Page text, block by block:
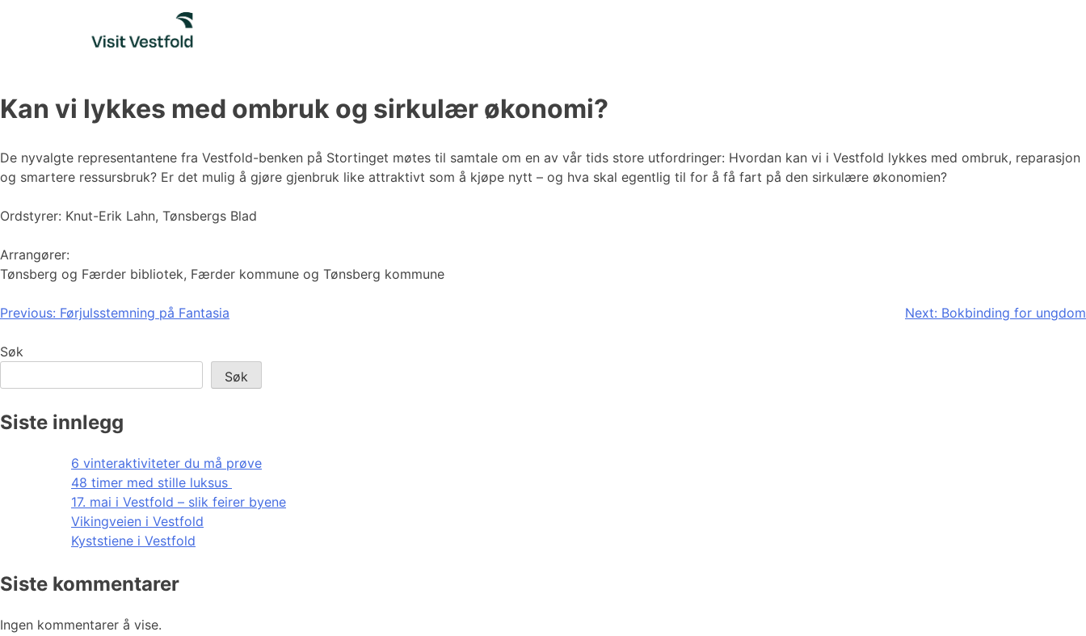
Kan vi lykkes med ombruk og sirkulær økonomi?
De nyvalgte representantene fra Vestfold-benken på Stortinget møtes til samtale om en av vår tids store utfordringer: Hvordan kan vi i Vestfold lykkes med ombruk, reparasjon
og smartere ressursbruk? Er det mulig å gjøre gjenbruk like attraktivt som å kjøpe nytt – og hva skal egentlig til for å få fart på den sirkulære økonomien?
Ordstyrer: Knut-Erik Lahn, Tønsbergs Blad
Arrangører:
Tønsberg og Færder bibliotek, Færder kommune og Tønsberg kommune
Innleggsnavigasjon
Previous: Førjulsstemning på Fantasia Next: Bokbinding for ungdom
Søk
Søk
Siste innlegg
6 vinteraktiviteter du må prøve
48 timer med stille luksus
17. mai i Vestfold – slik feirer byene
Vikingveien i Vestfold
Kyststiene i Vestfold
Siste kommentarer
Ingen kommentarer å vise.